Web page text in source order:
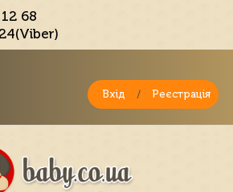
68
Вхід / Реєстрація